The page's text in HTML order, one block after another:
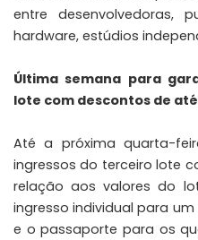
entre desenvolvedoras,
hardware, estúdios
Última semana para
lote com descontos de
Até a próxima quarta-
ingressos do terceiro lote
relação aos valores do
ingresso individual para
e o passaporte para os